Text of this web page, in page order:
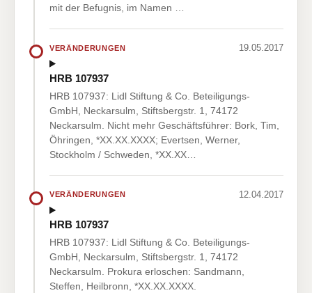
mit der Befugnis, im Namen …
VERÄNDERUNGEN 19.05.2017
HRB 107937
HRB 107937: Lidl Stiftung & Co. Beteiligungs-
GmbH, Neckarsulm, Stiftsbergstr. 1, 74172
Neckarsulm. Nicht mehr Geschäftsführer: Bork, Tim,
Öhringen, *XX.XX.XXXX; Evertsen, Werner,
Stockholm / Schweden, *XX.XX…
VERÄNDERUNGEN 12.04.2017
HRB 107937
HRB 107937: Lidl Stiftung & Co. Beteiligungs-
GmbH, Neckarsulm, Stiftsbergstr. 1, 74172
Neckarsulm. Prokura erloschen: Sandmann,
Steffen, Heilbronn, *XX.XX.XXXX.